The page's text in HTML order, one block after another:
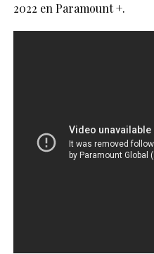
2022 en Paramount +.